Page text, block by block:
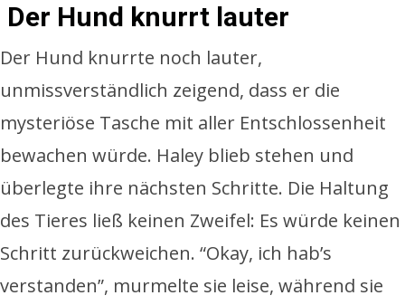
Der Hund knurrt lauter
Der Hund knurrte noch lauter,
unmissverständlich zeigend, dass er die
mysteriöse Tasche mit aller Entschlossenheit
bewachen würde. Haley blieb stehen und
überlegte ihre nächsten Schritte. Die Haltung
des Tieres ließ keinen Zweifel: Es würde keinen
Schritt zurückweichen. “Okay, ich hab’s
verstanden”, murmelte sie leise, während sie